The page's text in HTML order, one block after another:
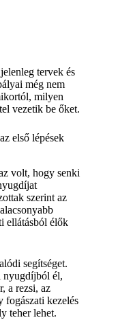
tervek és
még nem
milyen
vezetik be őket.
első lépések
volt, hogy senki
szerint az
ellátásból élők
segítséget.
nyugdíjból él,
a rezsi, az
fogászati kezelés
teher lehet.